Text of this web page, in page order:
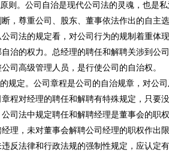
公司自治是现代公司法的灵魂，也是私
，尊重公司、股东、董事依法作出的自主
司法的规定看，对公司行为的规制着重体
治的权力。总经理的聘任和解聘关涉到公
司高级管理人员，是行使公司的自治权。
。公司章程是公司的自治规章，对公司
程对经理的聘任和解聘有特殊规定，只要
司法中规定聘任和解聘经理是董事会的职
理，未对董事会解聘公司经理的职权作出
反法律和行政法规的强制性规定，应认定